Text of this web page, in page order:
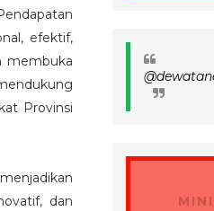
efektif,
membuka
Provinsi
dan